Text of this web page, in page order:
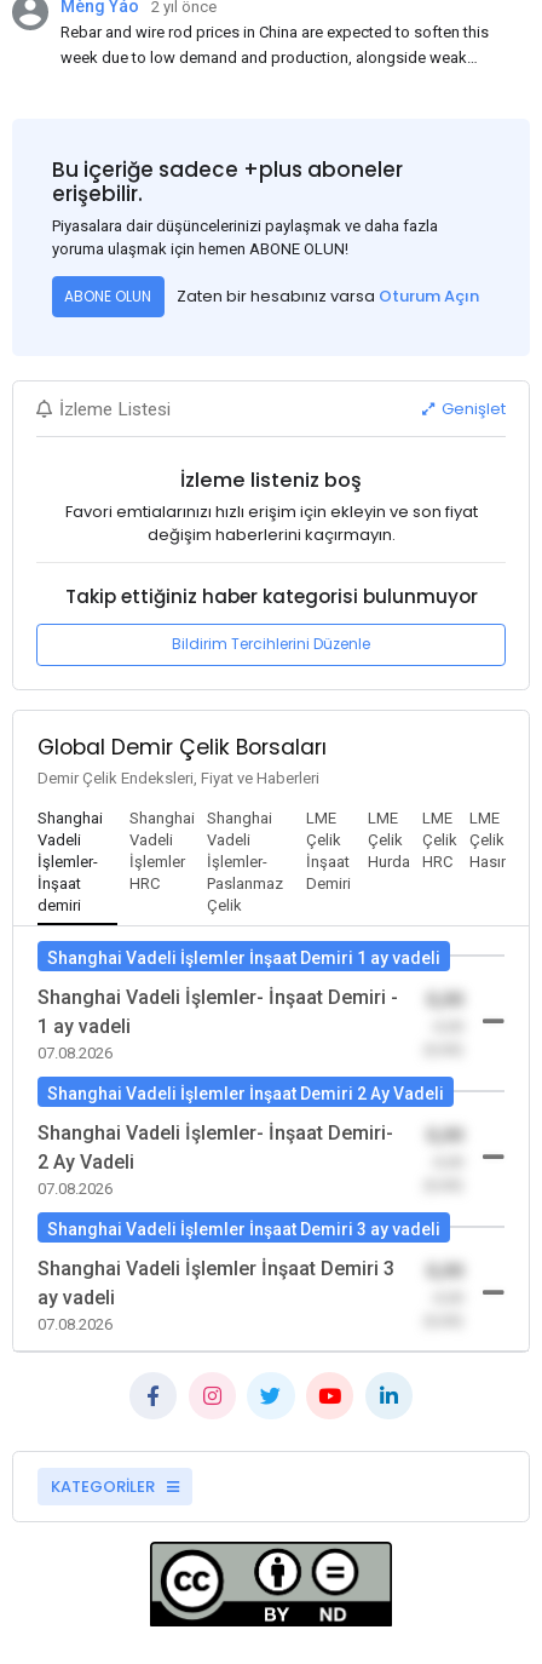
Mèng Yáo
2 yıl önce
Rebar and wire rod prices in China are expected to soften this
week due to low demand and production, alongside weak
Bu içeriğe sadece +plus aboneler
erişebilir.
Piyasalara dair düşüncelerinizi paylaşmak ve daha fazla
yoruma ulaşmak için hemen ABONE OLUN!
ABONE OLUN Zaten bir hesabınız varsa Oturum Açın
İzleme Listesi Genişlet
İzleme listeniz boş
Favori emtialarınızı hızlı erişim için ekleyin ve son fiyat
değişim haberlerini kaçırmayın.
Takip ettiğiniz haber kategorisi bulunmuyor
Bildirim Tercihlerini Düzenle
Global Demir Çelik Borsaları
Demir Çelik Endeksleri, Fiyat ve Haberleri
Shanghai
Vadeli
İşlemler-
İnşaat
demiri
Shanghai
Vadeli
İşlemler
HRC
Shanghai
Vadeli
İşlemler-
Paslanmaz
Çelik
LME
Çelik
İnşaat
Demiri
LME
Çelik
Hurda
LME
Çelik
HRC
LME
Çelik
Hasır
Shanghai Vadeli İşlemler İnşaat Demiri 1 ay vadeli
Shanghai Vadeli İşlemler- İnşaat Demiri -
1 ay vadeli
07.08.2026
Shanghai Vadeli İşlemler İnşaat Demiri 2 Ay Vadeli
Shanghai Vadeli İşlemler- İnşaat Demiri-
2 Ay Vadeli
07.08.2026
Shanghai Vadeli İşlemler İnşaat Demiri 3 ay vadeli
Shanghai Vadeli İşlemler İnşaat Demiri 3
ay vadeli
07.08.2026
KATEGORİLER